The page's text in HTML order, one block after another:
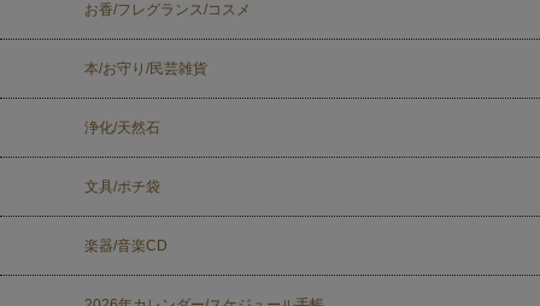
お香/フレグランス/コスメ
本/お守り/民芸雑貨
浄化/天然石
文具/ポチ袋
楽器/音楽CD